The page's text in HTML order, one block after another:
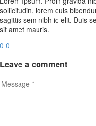
sollicitudin, lorem quis
sagittis sem nibh id elit. Duis
sit amet mauris.
0 0
Leave a comment